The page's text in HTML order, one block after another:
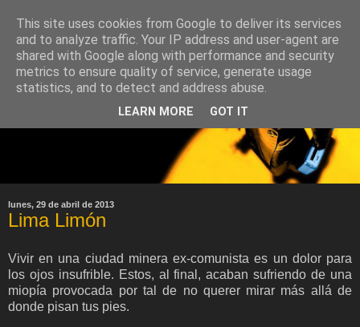
lunes, 29 de abril de 2013
Lima Limón
Vivir en una ciudad minera ex-comunista es un dolor para
los ojos insufrible. Estos, al final, acaban sufriendo de una
miopía provocada por tal de no querer mirar más allá de
donde pisan tus pies.
This site uses cookies from Google to deliver its services
and to analyze traffic. Your IP address and user-agent are
shared with Google along with performance and security
metrics to ensure quality of service, generate usage
statistics, and to detect and address abuse.
LEARN MORE GOT IT